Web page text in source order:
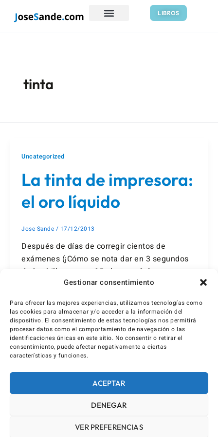
Gestionar consentimiento
Para ofrecer las mejores experiencias, utilizamos tecnologías como
las cookies para almacenar y/o acceder a la información del
dispositivo. El consentimiento de estas tecnologías nos permitirá
procesar datos como el comportamiento de navegación o las
identificaciones únicas en este sitio. No consentir o retirar el
consentimiento, puede afectar negativamente a ciertas
características y funciones.
ACEPTAR
DENEGAR
VER PREFERENCIAS
LIBROS
tinta
Uncategorized
La tinta de impresora:
el oro líquido
Jose Sande / 17/12/2013
Después de días de corregir cientos de
exámenes (¡Cómo se nota dar en 3 segundos
de bachillerato con 35 alumnos […]